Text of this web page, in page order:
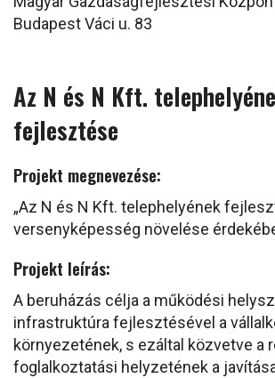
Budapest Váci u. 83
Az N és N Kft.
fejlesztése
Projekt megnevezése:
„Az N és N Kft. telephelyének
versenyképesség növelése
Projekt leírás:
A beruházás célja a működési
infrastruktúra fejlesztésével a
környezetének, s ezáltal közvetve a
foglalkoztatási helyzetének a